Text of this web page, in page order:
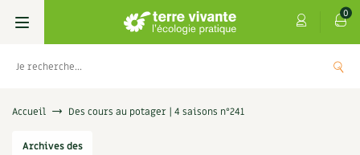
0
Livres
Permaculture, Jardin bio
Les 4 saisons
Accueil Des cours au potager | 4 saisons n°241
Archives des